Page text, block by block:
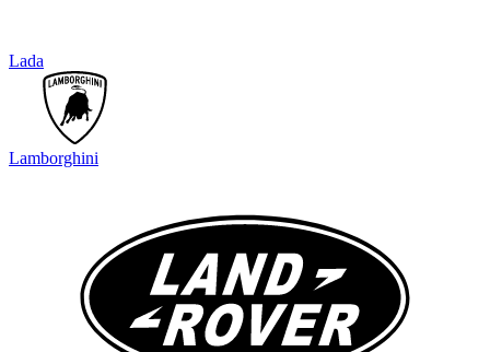
Lada
Lamborghini